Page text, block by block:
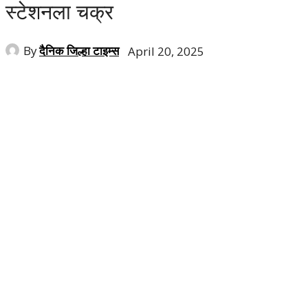
स्टेशनला चक्र
Byदैनिक जिल्हा टाइम्स April 20, 2025